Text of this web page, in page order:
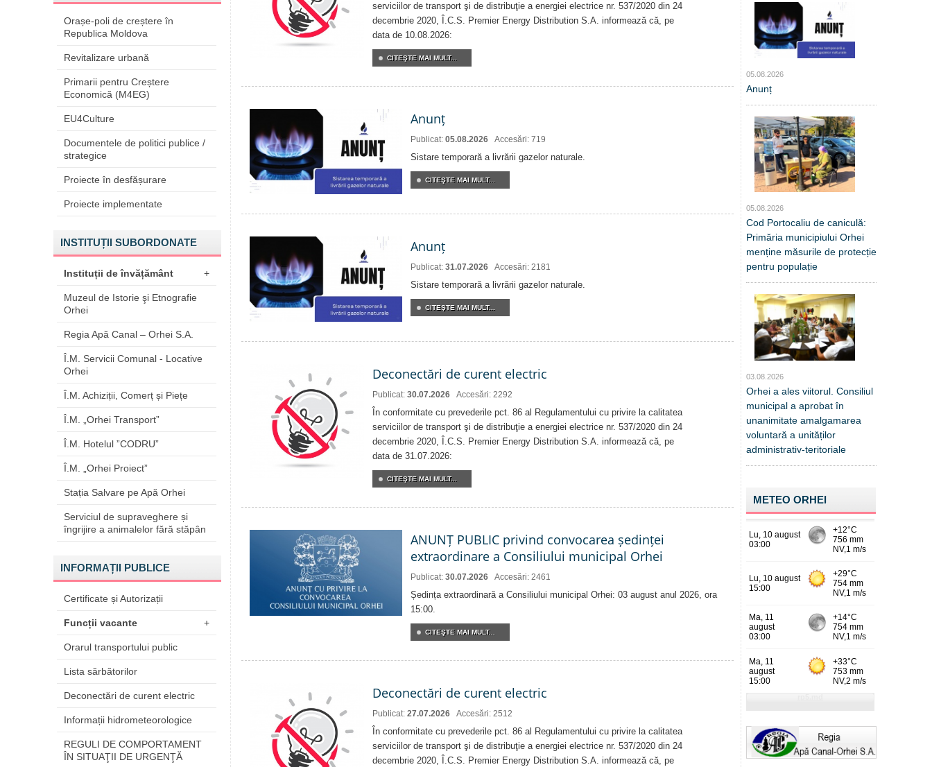
Orașe-poli de creștere în
Republica Moldova
Revitalizare urbană
Primarii pentru Creștere
Economică (M4EG)
EU4Culture
Documentele de politici publice /
strategice
Proiecte în desfășurare
Proiecte implementate
INSTITUȚII SUBORDONATE
Instituții de învățământ +
Muzeul de Istorie şi Etnografie
Orhei
Regia Apă Canal – Orhei S.A.
Î.M. Servicii Comunal - Locative
Orhei
Î.M. Achiziții, Comerț și Piețe
Î.M. „Orhei Transport”
Î.M. Hotelul ”CODRU”
Î.M. „Orhei Proiect”
Stația Salvare pe Apă Orhei
Serviciul de supraveghere și
îngrijire a animalelor fără stăpân
INFORMAȚII PUBLICE
Certificate și Autorizații
Funcții vacante +
Orarul transportului public
Lista sărbătorilor
Deconectări de curent electric
Informații hidrometeorologice
REGULI DE COMPORTAMENT
ÎN SITUAŢII DE URGENŢĂ
serviciilor de transport şi de distribuţie a energiei electrice nr. 537/2020 din 24
decembrie 2020, Î.C.S. Premier Energy Distribution S.A. informează că, pe
data de 10.08.2026:
CITEŞTE MAI MULT...
Anunț
Publicat: 05.08.2026 Accesări: 719
Sistare temporară a livrării gazelor naturale.
CITEŞTE MAI MULT...
Anunț
Publicat: 31.07.2026 Accesări: 2181
Sistare temporară a livrării gazelor naturale.
CITEŞTE MAI MULT...
Deconectări de curent electric
Publicat: 30.07.2026 Accesări: 2292
În conformitate cu prevederile pct. 86 al Regulamentului cu privire la calitatea
serviciilor de transport şi de distribuţie a energiei electrice nr. 537/2020 din 24
decembrie 2020, Î.C.S. Premier Energy Distribution S.A. informează că, pe
data de 31.07.2026:
CITEŞTE MAI MULT...
ANUNȚ PUBLIC privind convocarea ședinței
extraordinare a Consiliului municipal Orhei
Publicat: 30.07.2026 Accesări: 2461
Ședința extraordinară a Consiliului municipal Orhei: 03 august anul 2026, ora
15:00.
CITEŞTE MAI MULT...
Deconectări de curent electric
Publicat: 27.07.2026 Accesări: 2512
În conformitate cu prevederile pct. 86 al Regulamentului cu privire la calitatea
serviciilor de transport şi de distribuţie a energiei electrice nr. 537/2020 din 24
decembrie 2020, Î.C.S. Premier Energy Distribution S.A. informează că, pe
05.08.2026
Anunț
05.08.2026
Cod Portocaliu de caniculă:
Primăria municipiului Orhei
menține măsurile de protecție
pentru populație
03.08.2026
Orhei a ales viitorul. Consiliul
municipal a aprobat în
unanimitate amalgamarea
voluntară a unităților
administrativ-teritoriale
METEO ORHEI